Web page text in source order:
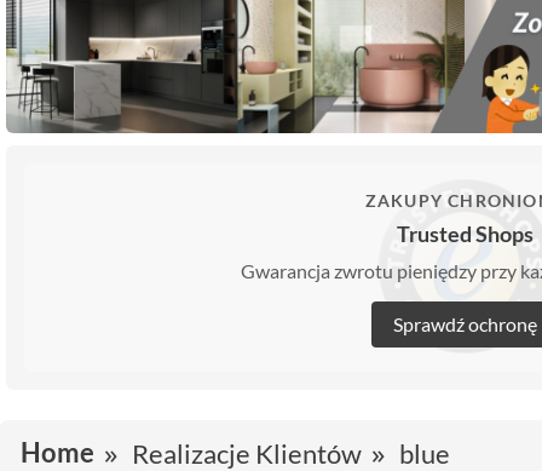
ZAKUPY
Trusted Shops
Gwarancja zwrotu pieniędzy przy
Sprawdź ochronę
Home Realizacje Klientów blue